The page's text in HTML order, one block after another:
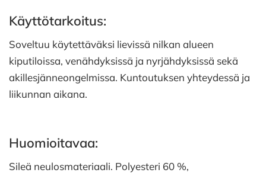
Käyttötarkoitus:
Soveltuu käytettäväksi lievissä nilkan alueen
kiputiloissa, venähdyksissä ja nyrjähdyksissä sekä
akillesjänneongelmissa. Kuntoutuksen yhteydessä ja
liikunnan aikana.
Huomioitavaa:
Sileä neulosmateriaali. Polyesteri 60 %,